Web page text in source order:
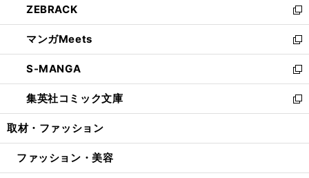
く
で
開
く
ド
ウ
で
開
く
ィ
ン
ド
ウ
で
開
く
い
ウ
ィ
ン
ド
ウ
で
開
ZEBRACK
新
し
い
ウ
ィ
ン
ド
ウ
開
マンガMeets
新
し
い
ウ
ィ
ン
ウ
開
S-MANGA
新
し
い
ウ
ン
ウ
集英社コミック文庫
新
し
ウ
ン
取材・ファッション
ファッション・美容